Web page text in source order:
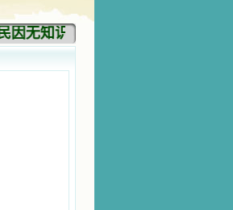
因无知识而灭亡。你弃掉知识，我